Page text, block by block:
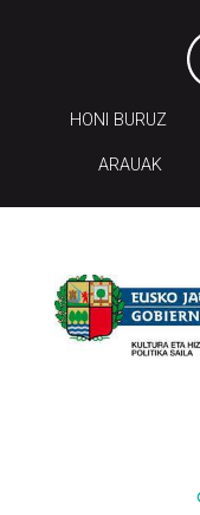
HONI BURUZ
ARAUAK